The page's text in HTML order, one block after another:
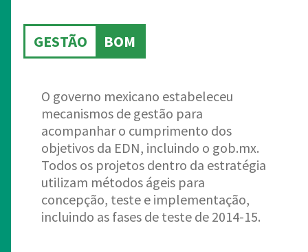
GESTÃO BOM
O governo mexicano estabeleceu
mecanismos de gestão para
acompanhar o cumprimento dos
objetivos da EDN, incluindo o gob.mx.
Todos os projetos dentro da estratégia
utilizam métodos ágeis para
concepção, teste e implementação,
incluindo as fases de teste de 2014-15.